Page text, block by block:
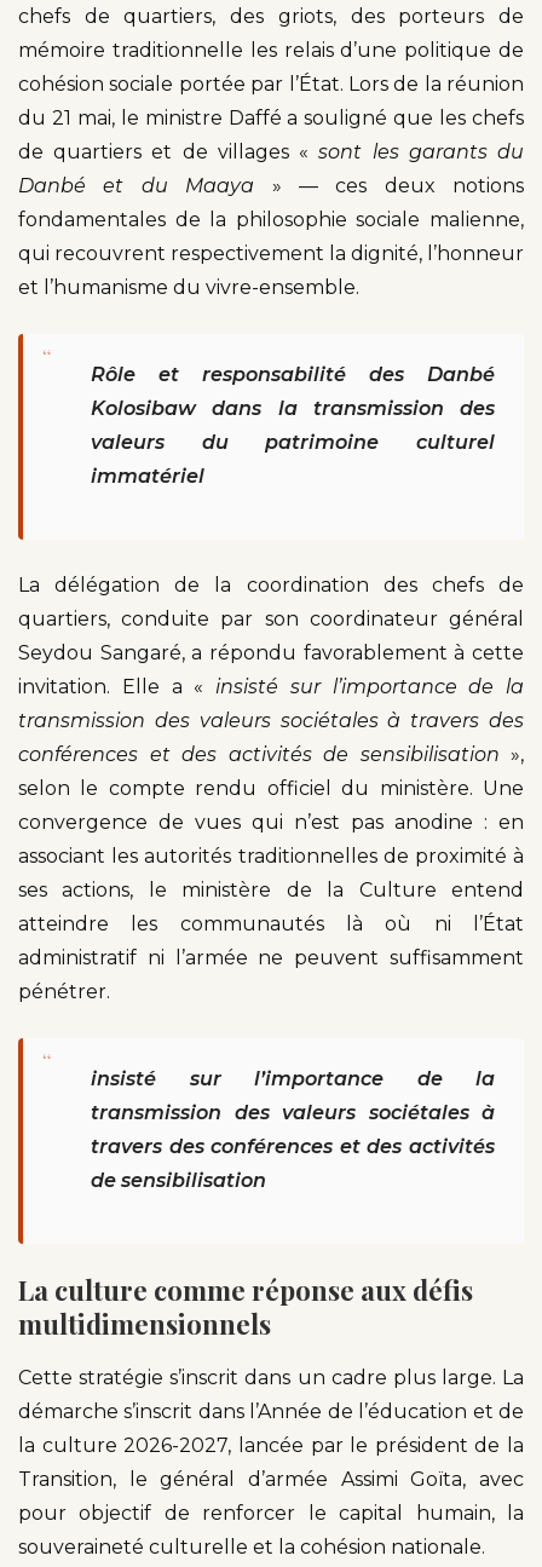
chefs de quartiers, des griots, des porteurs de
mémoire traditionnelle les relais d’une politique de
cohésion sociale portée par l’État. Lors de la réunion
du 21 mai, le ministre Daffé a souligné que les chefs
de quartiers et de villages «sont les garants du
Danbé et du Maaya » — ces deux notions
fondamentales de la philosophie sociale malienne,
qui recouvrent respectivement la dignité, l’honneur
et l’humanisme du vivre-ensemble.
“
Rôle et responsabilité des Danbé
Kolosibaw dans la transmission des
valeurs du patrimoine culturel
immatériel
La délégation de la coordination des chefs de
quartiers, conduite par son coordinateur général
Seydou Sangaré, a répondu favorablement à cette
invitation. Elle a « insisté sur l’importance de la
transmission des valeurs sociétales à travers des
conférences et des activités de sensibilisation »,
selon le compte rendu officiel du ministère. Une
convergence de vues qui n’est pas anodine : en
associant les autorités traditionnelles de proximité à
ses actions, le ministère de la Culture entend
atteindre les communautés là où ni l’État
administratif ni l’armée ne peuvent suffisamment
pénétrer.
“
insisté sur l’importance de la
transmission des valeurs sociétales à
travers des conférences et des activités
de sensibilisation
La culture comme réponse aux défis
multidimensionnels
Cette stratégie s’inscrit dans un cadre plus large. La
démarche s’inscrit dans l’Année de l’éducation et de
la culture 2026-2027, lancée par le président de la
Transition, le général d’armée Assimi Goïta, avec
pour objectif de renforcer le capital humain, la
souveraineté culturelle et la cohésion nationale.